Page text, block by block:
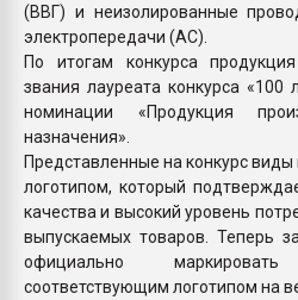
(ВВГ) и неизолированные
электропередачи (АС).
По итогам конкурса
звания лауреата конкурса «100
номинации «Продукция
назначения».
Представленные на конкурс
логотипом, который
качества и высокий уровень
выпускаемых товаров. Теперь
официально
соответствующим логотипом на